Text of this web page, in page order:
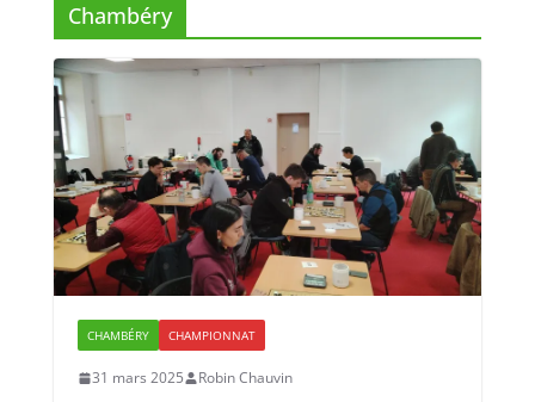
Chambéry
CHAMBÉRY CHAMPIONNAT
31 mars 2025 Robin Chauvin